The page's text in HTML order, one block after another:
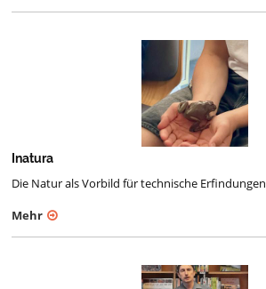
Inatura
Die Natur als Vorbild für technische Erfindungen
Mehr